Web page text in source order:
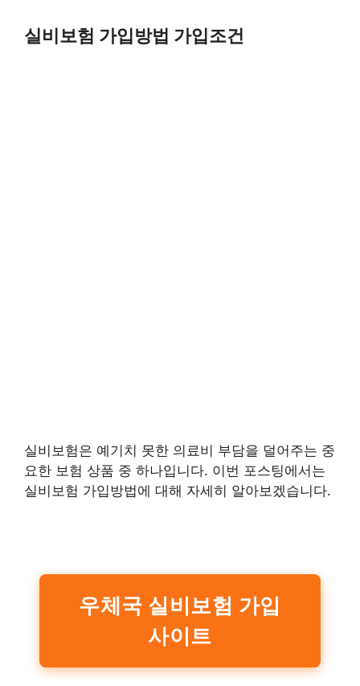
content
실비보험 가입방법 가입조건
실비보험은 예기치 못한 의료비 부담을 덜어주는 중
요한 보험 상품 중 하나입니다. 이번 포스팅에서는
실비보험 가입방법에 대해 자세히 알아보겠습니다.
우체국 실비보험 가입
사이트